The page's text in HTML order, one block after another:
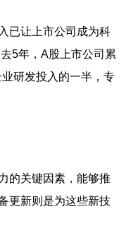
让上市公司成为科
5年，A股上市公司累
研发投入的一半，专
关键因素，能够推
更新则是为这些新技